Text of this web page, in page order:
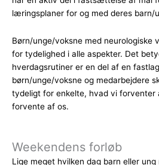
læringsplaner for og med deres barn/
Børn/unge/voksne med neurologiske
for tydelighed i alle aspekter. Det
hverdagsrutiner er en del af en
børn/unge/voksne og medarbejdere
tydeligt for enkelte, hvad vi forventer
forvente af os.
Weekendens forløb
Lige meget hvilken dag barn eller ung